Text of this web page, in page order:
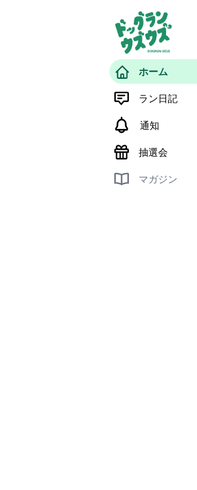
ホーム
ラン日記
通知
抽選会
マガジン